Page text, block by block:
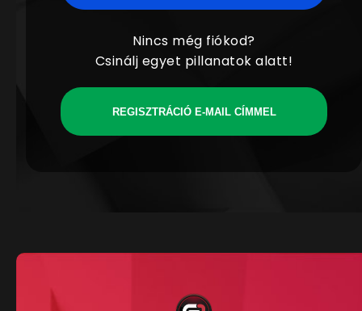
Nincs még fiókod?
Csinálj egyet pillanatok alatt!
REGISZTRÁCIÓ E-MAIL CÍMMEL